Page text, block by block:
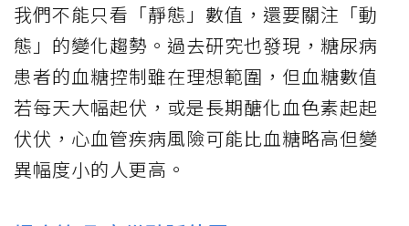
我們不能只看「靜態」數值，還要關注「動
態」的變化趨勢。過去研究也發現，糖尿病
患者的血糖控制雖在理想範圍，但血糖數值
若每天大幅起伏，或是長期醣化血色素起起
伏伏，心血管疾病風險可能比血糖略高但變
異幅度小的人更高。